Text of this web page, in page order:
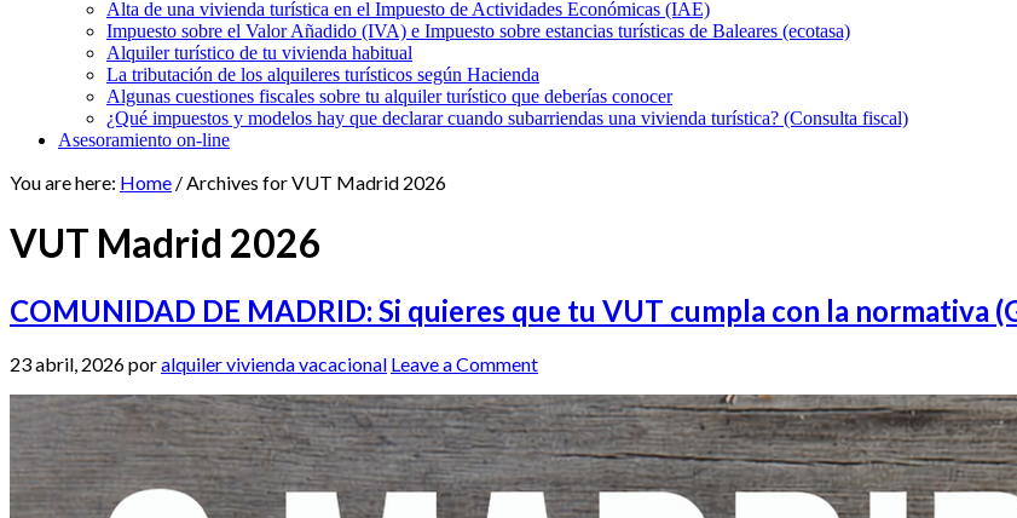
Alta de una vivienda turística en el Impuesto de Actividades Económicas (IAE)
Impuesto sobre el Valor Añadido (IVA) e Impuesto sobre estancias turísticas de Baleares (ecotasa)
Alquiler turístico de tu vivienda habitual
La tributación de los alquileres turísticos según Hacienda
Algunas cuestiones fiscales sobre tu alquiler turístico que deberías conocer
¿Qué impuestos y modelos hay que declarar cuando subarriendas una vivienda turística? (Consulta fiscal)
Asesoramiento on-line
You are here: Home /Archives for VUT Madrid 2026
VUT Madrid 2026
COMUNIDAD DE MADRID: Si quieres que tu VUT cumpla con la normativa
23 abril, 2026poralquiler vivienda vacacional Leave a Comment